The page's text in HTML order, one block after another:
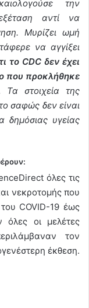
την
αντί να
Μυρίζει ωμή
να αγγίξει
το CDC δεν έχει
που προκλήθηκε
Τα στοιχεία της
σαφώς δεν είναι
δημόσιας υγείας
όλες τις
νεκροτομής που
COVID-19 έως
όλες οι μελέτες
τον
έκθεση.